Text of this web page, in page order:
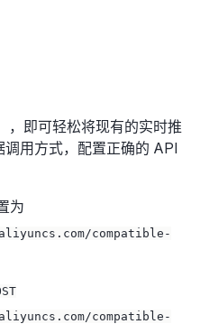
，即可轻松将现有的实时推
用方式，配置正确的 API
为
compatible-
compatible-